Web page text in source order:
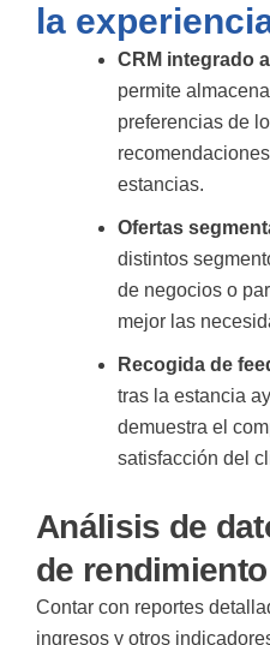
la
CRM integrado
permite
preferencias de
estancias.
Ofertas
distintos
de negocios o
mejor las
Recogida de
tras la estancia
demuestra el
satisfacción del
Análisis de
de rendimiento
Contar con reportes
ingresos y otros